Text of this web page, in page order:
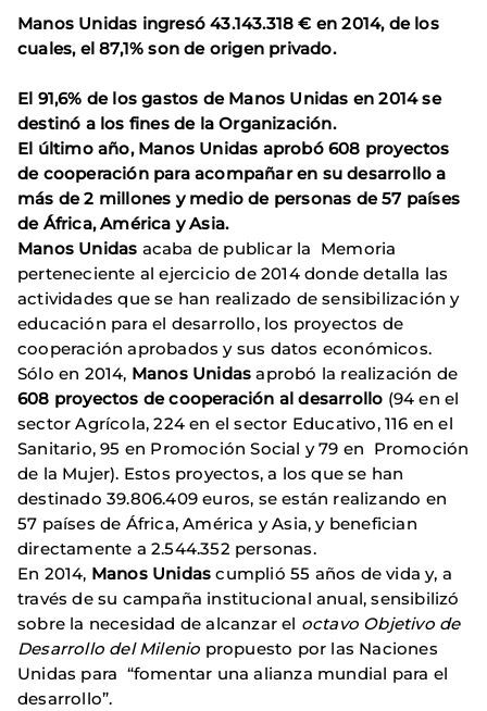
Manos Unidas ingresó 43.143.318 € en 2014, de los
cuales, el 87,1% son de origen privado.
El 91,6% de los gastos de Manos Unidas en 2014 se
destinó a los fines de la Organización.
El último año, Manos Unidas aprobó 608 proyectos
de cooperación para acompañar en su desarrollo a
más de 2 millones y medio de personas de 57 países
de África, América y Asia.
Manos Unidas acaba de publicar la Memoria
perteneciente al ejercicio de 2014 donde detalla las
actividades que se han realizado de sensibilización y
educación para el desarrollo, los proyectos de
cooperación aprobados y sus datos económicos.
Sólo en 2014, Manos Unidas aprobó la realización de
608 proyectos de cooperación al desarrollo (94 en el
sector Agrícola, 224 en el sector Educativo, 116 en el
Sanitario, 95 en Promoción Social y 79 en Promoción
de la Mujer). Estos proyectos, a los que se han
destinado 39.806.409 euros, se están realizando en
57 países de África, América y Asia, y benefician
directamente a 2.544.352 personas.
En 2014, Manos Unidas cumplió 55 años de vida y, a
través de su campaña institucional anual, sensibilizó
sobre la necesidad de alcanzar el octavo Objetivo de
Desarrollo del Milenio propuesto por las Naciones
Unidas para “fomentar una alianza mundial para el
desarrollo”.